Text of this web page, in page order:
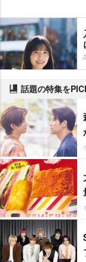
話題の特集を